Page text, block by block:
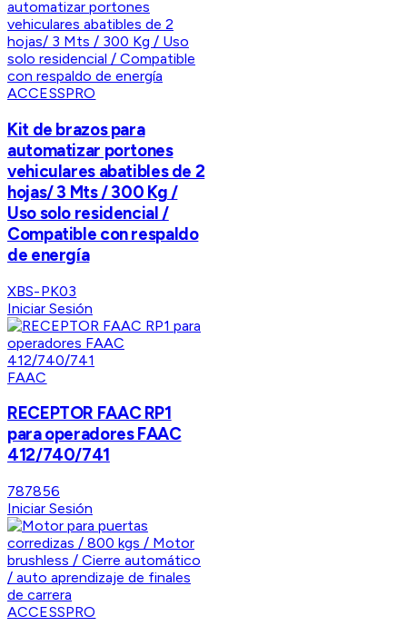
ACCESSPRO
Kit de brazos para
automatizar portones
vehiculares abatibles de 2
hojas/ 3 Mts / 300 Kg /
Uso solo residencial /
Compatible con respaldo
de energía
XBS-PK03
Iniciar Sesión
FAAC
RECEPTOR FAAC RP1
para operadores FAAC
412/740/741
787856
Iniciar Sesión
ACCESSPRO